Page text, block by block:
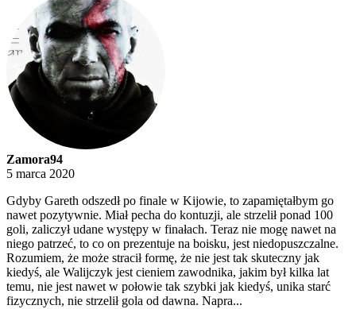
Zamora94
5 marca 2020
Gdyby Gareth odszedł po finale w Kijowie, to zapamiętałbym go
nawet pozytywnie. Miał pecha do kontuzji, ale strzelił ponad 100
goli, zaliczył udane występy w finałach. Teraz nie mogę nawet na
niego patrzeć, to co on prezentuje na boisku, jest niedopuszczalne.
Rozumiem, że może stracił formę, że nie jest tak skuteczny jak
kiedyś, ale Walijczyk jest cieniem zawodnika, jakim był kilka lat
temu, nie jest nawet w połowie tak szybki jak kiedyś, unika starć
fizycznych, nie strzelił gola od dawna. Napra...